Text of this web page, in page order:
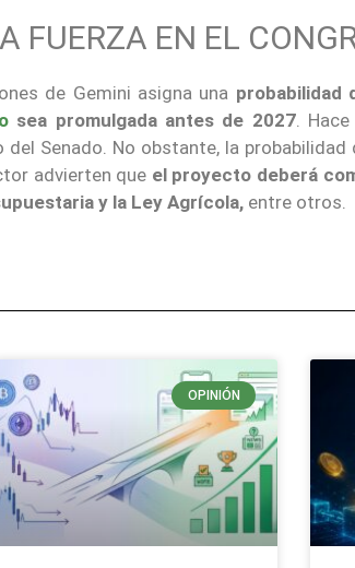
FUERZA EN EL
de Gemini asigna una probabilidad
sea promulgada antes de 2027.
del Senado. No obstante, la
advierten que el proyecto deberá
y la Ley Agrícola, entre otros.
OPINIÓN